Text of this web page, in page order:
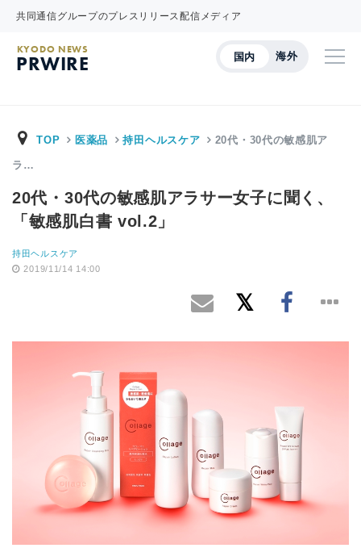
共同通信グループのプレスリリース配信メディア
国内 海外
KYODO NEWS
PRWIRE
TOP 医薬品 持田ヘルスケア 20代・30代の敏感肌ア
ラ…
20代・30代の敏感肌アラサー女子に聞く、
「敏感肌白書 vol.2」
持田ヘルスケア
2019/11/14 14:00